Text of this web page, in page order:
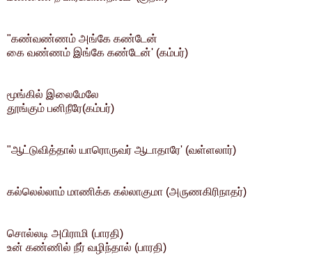
"கண்வண்ணம் அங்கே கண்டேன்
கை வண்ணம் இங்கே கண்டேன்' (கம்பர்)
மூங்கில் இலைமேலே
தூங்கும் பனிநீரே(கம்பர்)
"ஆட்டுவித்தால் யாரொருவர் ஆடாதாரே' (வள்ளலார்)
கல்லெல்லாம் மாணிக்க கல்லாகுமா (அருணகிரிநாதர்)
சொல்லடி அபிராமி (பாரதி)
உன் கண்ணில் நீர் வழிந்தால் (பாரதி)